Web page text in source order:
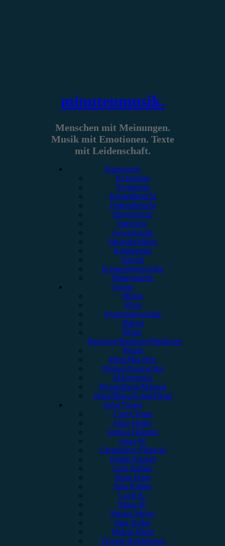
minutenmusik.
Menschen mit Meinungen.
Musik mit Emotionen. Texte
mit Leidenschaft.
Kategorien
Rezension
Vorbericht
Konzertbericht
Festivalbericht
Showbericht
Interview
Gewinnspiel
Jahresrückblick
Kommentar
Special
Erinnerungswürdig
Bildergalerie
Genres
#Rock
#Pop
#Alternative/Indie
#Metal
#Post-
Hardcore/Hardcore/Metalcore
#Punk
#Rap/Hip-Hop
#Singer/Songwriter
#Electronica
#Soundtrack/Musical
#Jazz/Blues/Gospel/Soul
Autor*innen
Unser Team
Alina Hasky
Andrea Holstein
Anna W.
Christopher Filipecki
Emilia Knebel
Gina Köhler
Jonas Horn
Julia Köhler
Lucie K.
Marie H.
Marius Meyer
Max Keller
Melvin Klein
Yvonne Hopfensack